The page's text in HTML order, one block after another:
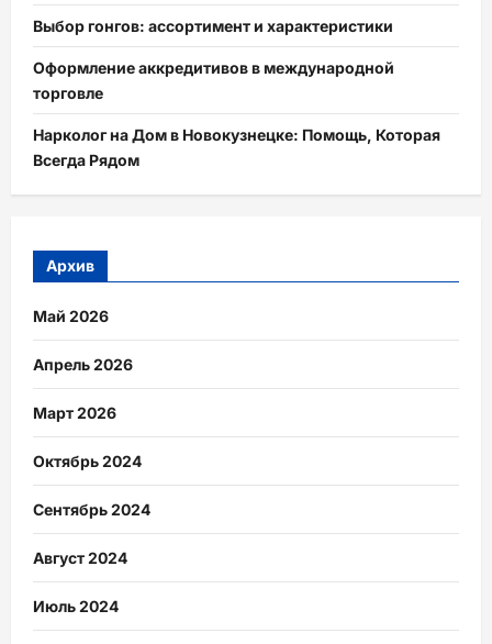
Выбор гонгов: ассортимент и характеристики
Оформление аккредитивов в международной
торговле
Нарколог на Дом в Новокузнецке: Помощь, Которая
Всегда Рядом
Архив
Май 2026
Апрель 2026
Март 2026
Октябрь 2024
Сентябрь 2024
Август 2024
Июль 2024